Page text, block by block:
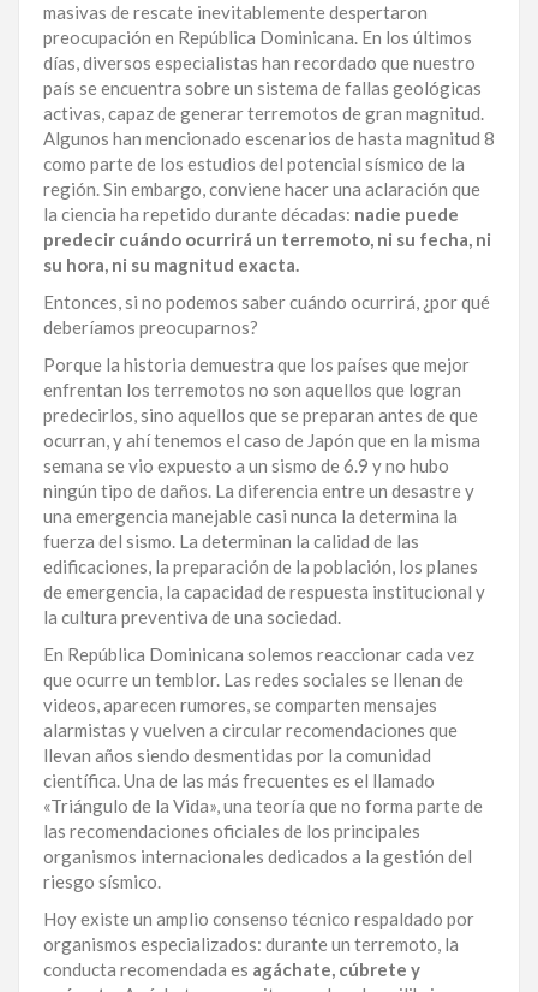
PUERTO
PLATA
CONTÁCTENOS
masivas de rescate inevitablemente despertaron
preocupación en República Dominicana. En los últimos
días, diversos especialistas han recordado que nuestro
país se encuentra sobre un sistema de fallas geológicas
activas, capaz de generar terremotos de gran magnitud.
Algunos han mencionado escenarios de hasta magnitud 8
como parte de los estudios del potencial sísmico de la
región. Sin embargo, conviene hacer una aclaración que
la ciencia ha repetido durante décadas: nadie puede
predecir cuándo ocurrirá un terremoto, ni su fecha, ni
su hora, ni su magnitud exacta.
Entonces, si no podemos saber cuándo ocurrirá, ¿por qué
deberíamos preocuparnos?
Porque la historia demuestra que los países que mejor
enfrentan los terremotos no son aquellos que logran
predecirlos, sino aquellos que se preparan antes de que
ocurran, y ahí tenemos el caso de Japón que en la misma
semana se vio expuesto a un sismo de 6.9 y no hubo
ningún tipo de daños. La diferencia entre un desastre y
una emergencia manejable casi nunca la determina la
fuerza del sismo. La determinan la calidad de las
edificaciones, la preparación de la población, los planes
de emergencia, la capacidad de respuesta institucional y
la cultura preventiva de una sociedad.
En República Dominicana solemos reaccionar cada vez
que ocurre un temblor. Las redes sociales se llenan de
videos, aparecen rumores, se comparten mensajes
alarmistas y vuelven a circular recomendaciones que
llevan años siendo desmentidas por la comunidad
científica. Una de las más frecuentes es el llamado
«Triángulo de la Vida», una teoría que no forma parte de
las recomendaciones oficiales de los principales
organismos internacionales dedicados a la gestión del
riesgo sísmico.
Hoy existe un amplio consenso técnico respaldado por
organismos especializados: durante un terremoto, la
conducta recomendada es agáchate, cúbrete y